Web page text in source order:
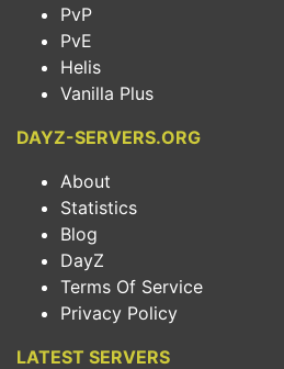
PvP
PvE
Helis
Vanilla Plus
DAYZ-SERVERS.ORG
About
Statistics
Blog
DayZ
Terms Of Service
Privacy Policy
LATEST SERVERS